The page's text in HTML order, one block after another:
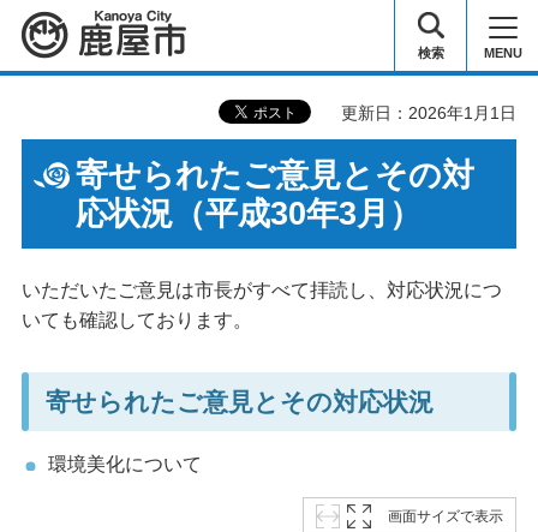
鹿屋市 検索 MENU
更新日：2026年1月1日
寄せられたご意見とその対
応状況（平成30年3月）
いただいたご意見は市長がすべて拝読し、対応状況につ
いても確認しております。
寄せられたご意見とその対応状況
環境美化について
画面サイズで表示